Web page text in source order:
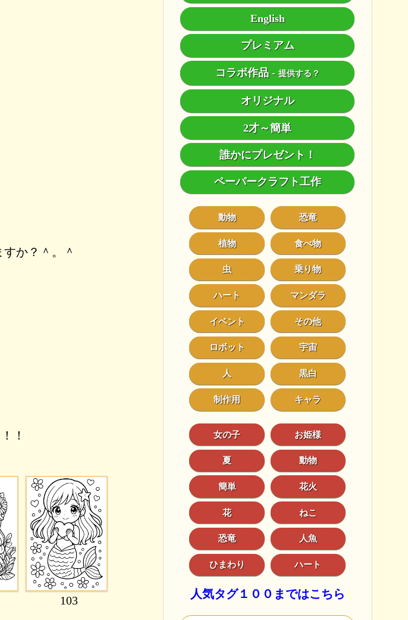
か？＾。＾
！
103
English
プレミアム
コラボ作品- 提供する？
オリジナル
2才～簡単
誰かにプレゼント！
ペーパークラフト工作
動物 恐竜
植物 食べ物
虫 乗り物
ハート マンダラ
イベント その他
ロボット 宇宙
人 黒白
制作用 キャラ
女の子 お姫様
夏 動物
簡単 花火
花 ねこ
恐竜 人魚
ひまわり ハート
人気タグ１００まではこちら